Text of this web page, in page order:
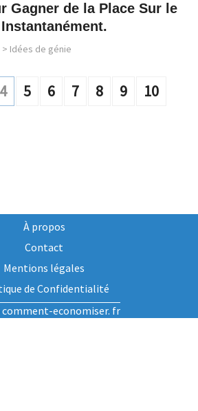
Gagner de la Place Sur le
> Idées de génie
4 5 6 7 8 9
10
À propos
Contact
Mentions légales
de Confidentialité
comment-economiser. fr